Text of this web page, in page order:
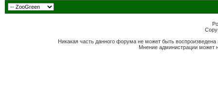
Никакая часть данного форума не может быть
Мнение администрации может